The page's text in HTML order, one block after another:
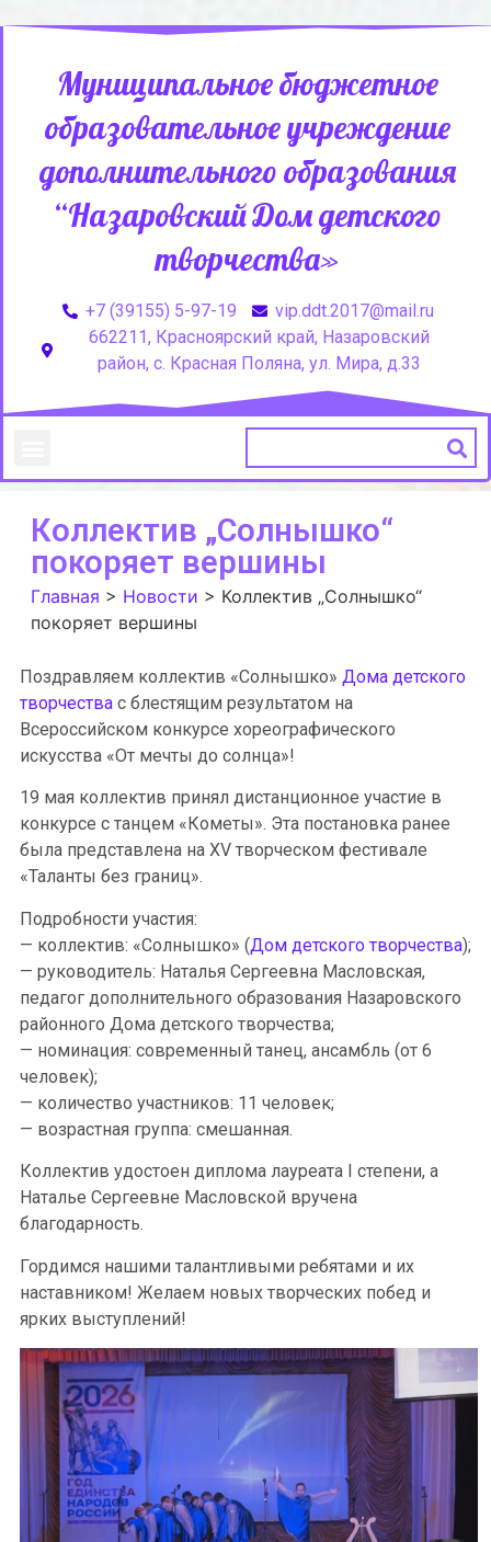
Муниципальное бюджетное
образовательное учреждение
дополнительного образования
“Назаровский Дом детского
творчества»
+7 (39155) 5-97-19
vip.ddt.2017@mail.ru
662211, Красноярский край, Назаровский
район, с. Красная Поляна, ул. Мира, д.33
Коллектив „Солнышко“
покоряет вершины
Главная > Новости > Коллектив „Солнышко“
покоряет вершины
Поздравляем коллектив «Солнышко» Дома детского
творчества с блестящим результатом на
Всероссийском конкурсе хореографического
искусства «От мечты до солнца»!
19 мая коллектив принял дистанционное участие в
конкурсе с танцем «Кометы». Эта постановка ранее
была представлена на XV творческом фестивале
«Таланты без границ».
Подробности участия:
— коллектив: «Солнышко» (Дом детского творчества);
— руководитель: Наталья Сергеевна Масловская,
педагог дополнительного образования Назаровского
районного Дома детского творчества;
— номинация: современный танец, ансамбль (от 6
человек);
— количество участников: 11 человек;
— возрастная группа: смешанная.
Коллектив удостоен диплома лауреата I степени, а
Наталье Сергеевне Масловской вручена
благодарность.
Гордимся нашими талантливыми ребятами и их
наставником! Желаем новых творческих побед и
ярких выступлений!